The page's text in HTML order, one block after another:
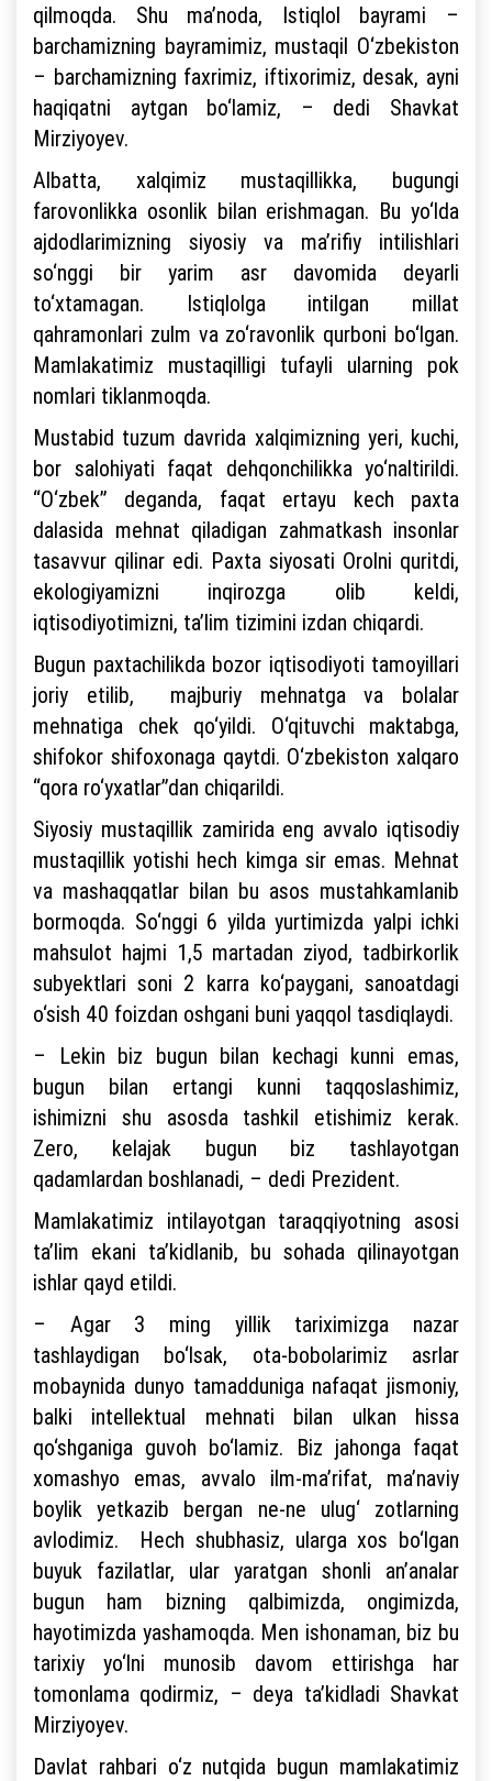
qilmoqda. Shu ma’noda, Istiqlol bayrami –
barchamizning bayramimiz, mustaqil O‘zbekiston
– barchamizning faxrimiz, iftixorimiz, desak, ayni
haqiqatni aytgan bo‘lamiz, – dedi Shavkat
Mirziyoyev.
Albatta, xalqimiz mustaqillikka, bugungi
farovonlikka osonlik bilan erishmagan. Bu yo‘lda
ajdodlarimizning siyosiy va ma’rifiy intilishlari
so‘nggi bir yarim asr davomida deyarli
to‘xtamagan. Istiqlolga intilgan millat
qahramonlari zulm va zo‘ravonlik qurboni bo‘lgan.
Mamlakatimiz mustaqilligi tufayli ularning pok
nomlari tiklanmoqda.
Mustabid tuzum davrida xalqimizning yeri, kuchi,
bor salohiyati faqat dehqonchilikka yo‘naltirildi.
“O‘zbek” deganda, faqat ertayu kech paxta
dalasida mehnat qiladigan zahmatkash insonlar
tasavvur qilinar edi. Paxta siyosati Orolni quritdi,
ekologiyamizni inqirozga olib keldi,
iqtisodiyotimizni, ta’lim tizimini izdan chiqardi.
Bugun paxtachilikda bozor iqtisodiyoti tamoyillari
joriy etilib, majburiy mehnatga va bolalar
mehnatiga chek qo‘yildi. O‘qituvchi maktabga,
shifokor shifoxonaga qaytdi. O‘zbekiston xalqaro
“qora ro‘yxatlar”dan chiqarildi.
Siyosiy mustaqillik zamirida eng avvalo iqtisodiy
mustaqillik yotishi hech kimga sir emas. Mehnat
va mashaqqatlar bilan bu asos mustahkamlanib
bormoqda. So‘nggi 6 yilda yurtimizda yalpi ichki
mahsulot hajmi 1,5 martadan ziyod, tadbirkorlik
subyektlari soni 2 karra ko‘paygani, sanoatdagi
o‘sish 40 foizdan oshgani buni yaqqol tasdiqlaydi.
– Lekin biz bugun bilan kechagi kunni emas,
bugun bilan ertangi kunni taqqoslashimiz,
ishimizni shu asosda tashkil etishimiz kerak.
Zero, kelajak bugun biz tashlayotgan
qadamlardan boshlanadi, – dedi Prezident.
Mamlakatimiz intilayotgan taraqqiyotning asosi
ta’lim ekani ta’kidlanib, bu sohada qilinayotgan
ishlar qayd etildi.
– Agar 3 ming yillik tariximizga nazar
tashlaydigan bo‘lsak, ota-bobolarimiz asrlar
mobaynida dunyo tamadduniga nafaqat jismoniy,
balki intellektual mehnati bilan ulkan hissa
qo‘shganiga guvoh bo‘lamiz. Biz jahonga faqat
xomashyo emas, avvalo ilm-ma’rifat, ma’naviy
boylik yetkazib bergan ne-ne ulug‘ zotlarning
avlodimiz. Hech shubhasiz, ularga xos bo‘lgan
buyuk fazilatlar, ular yaratgan shonli an’analar
bugun ham bizning qalbimizda, ongimizda,
hayotimizda yashamoqda. Men ishonaman, biz bu
tarixiy yo‘lni munosib davom ettirishga har
tomonlama qodirmiz, – deya ta’kidladi Shavkat
Mirziyoyev.
Davlat rahbari o‘z nutqida bugun mamlakatimiz